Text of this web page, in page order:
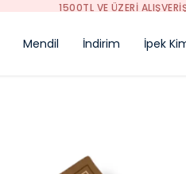
1500TL VE ÜZERİ
Mendil İndirim İpek